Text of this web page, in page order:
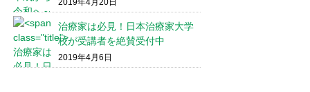
2019年4月20日
治療家は必見！日本治療家大学
校が受講者を絶賛受付中
2019年4月6日